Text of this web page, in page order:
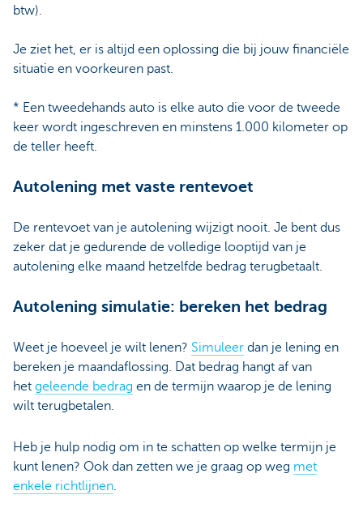
btw).
Je ziet het, er is altijd een oplossing die bij jouw financiële
situatie en voorkeuren past.
* Een tweedehands auto is elke auto die voor de tweede
keer wordt ingeschreven en minstens 1.000 kilometer op
de teller heeft.
Autolening met vaste rentevoet
De rentevoet van je autolening wijzigt nooit. Je bent dus
zeker dat je gedurende de volledige looptijd van je
autolening elke maand hetzelfde bedrag terugbetaalt.
Autolening simulatie: bereken het bedrag
Weet je hoeveel je wilt lenen? Simuleer dan je lening en
bereken je maandaflossing. Dat bedrag hangt af van
het geleende bedrag en de termijn waarop je de lening
wilt terugbetalen.
Heb je hulp nodig om in te schatten op welke termijn je
kunt lenen? Ook dan zetten we je graag op weg met
enkele richtlijnen.